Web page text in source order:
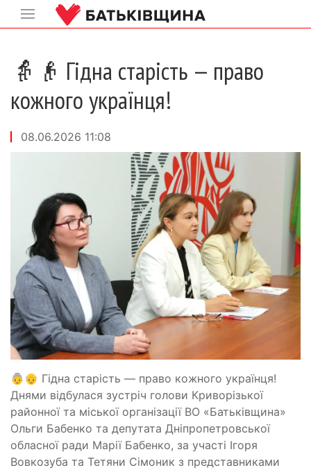
👵👴 Гідна старість — право
кожного українця!
08.06.2026 11:08
👵👴 Гідна старість — право кожного українця!
Днями відбулася зустріч голови Криворізької
районної та міської організації ВО «Батьківщина»
Ольги Бабенко та депутата Дніпропетровської
обласної ради Марії Бабенко, за участі Ігоря
Вовкозуба та Тетяни Сімоник з представниками